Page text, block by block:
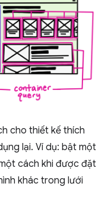
cho thiết kế thích
lại. Ví dụ: bật một
cách khi được đặt
khác trong lưới